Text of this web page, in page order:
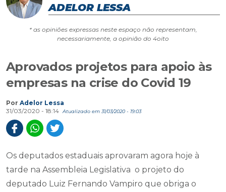
ADELOR LESSA
* as opiniões expressas neste espaço não representam,
necessariamente, a opinião do 4oito
Aprovados projetos para apoio às
empresas na crise do Covid 19
Por Adelor Lessa
31/03/2020 - 18:14
Atualizado em 31/03/2020 - 19:03
Os deputados estaduais aprovaram agora hoje à
tarde na Assembleia Legislativa o projeto do
deputado Luiz Fernando Vampiro que obriga o